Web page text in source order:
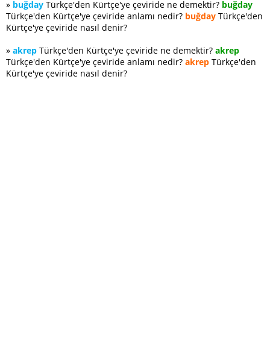
» buğday Türkçe'den Kürtçe'ye çeviride ne demektir? buğday
Türkçe'den Kürtçe'ye çeviride anlamı nedir? buğday Türkçe'den
Kürtçe'ye çeviride nasıl denir?
» akrep Türkçe'den Kürtçe'ye çeviride ne demektir? akrep
Türkçe'den Kürtçe'ye çeviride anlamı nedir? akrep Türkçe'den
Kürtçe'ye çeviride nasıl denir?